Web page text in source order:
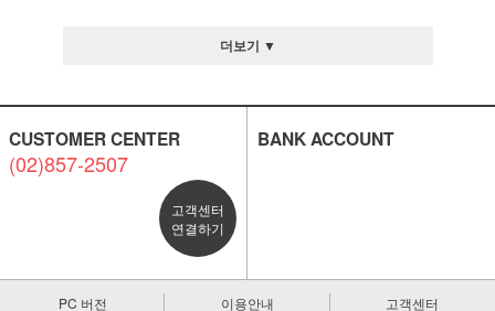
더보기 ▼
CUSTOMER CENTER
(02)857-2507
고객센터
연결하기
BANK ACCOUNT
PC 버전 이용안내 고객센터